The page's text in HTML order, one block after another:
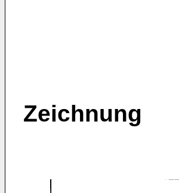
Zeichnung